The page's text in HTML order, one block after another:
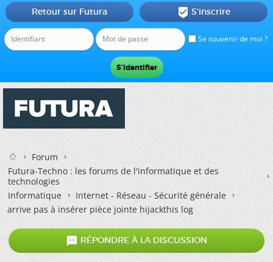
Se souvenir de moi ?
Retour sur Futura  S'inscrire
Forum
Futura-Techno : les forums de l'informatique et des
technologies
Informatique
Internet - Réseau - Sécurité générale
arrive pas à insérer pièce jointe hijackthis log
 RÉPONDRE À LA DISCUSSION